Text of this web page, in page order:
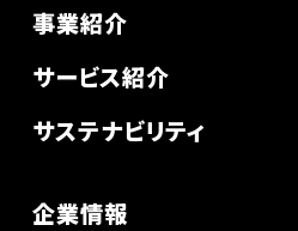
事業紹介
サービス紹介
サステナビリティ
企業情報